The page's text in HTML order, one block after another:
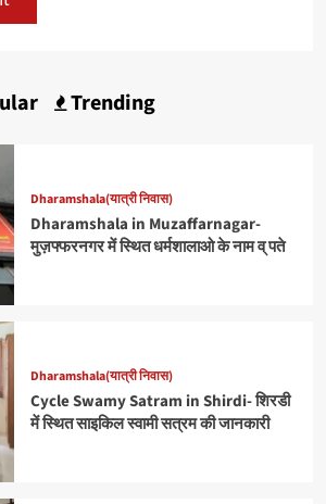
Trending
Dharamshala(यात्री निवास)
Dharamshala in Muzaffarnagar-
मुज़फ्फरनगर में स्थित धर्मशालाओ के नाम व् पते
Dharamshala(यात्री निवास)
Cycle Swamy Satram in Shirdi- शिरडी
में स्थित साइकिल स्वामी सत्रम की जानकारी